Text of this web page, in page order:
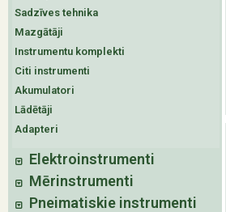
Sadzīves tehnika
Mazgātāji
Instrumentu komplekti
Citi instrumenti
Akumulatori
Lādētāji
Adapteri
Elektroinstrumenti
Mērinstrumenti
Pneimatiskie instrumenti